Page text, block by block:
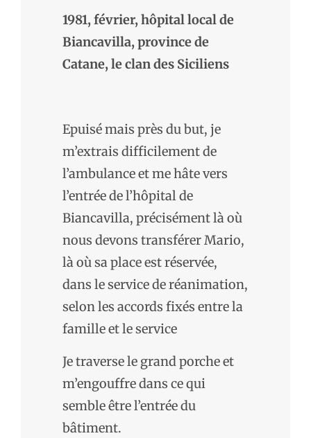
1981, février, hôpital local de
Biancavilla, province de
Catane, le clan des Siciliens
Epuisé mais près du but, je
m’extrais difficilement de
l’ambulance et me hâte vers
l’entrée de l’hôpital de
Biancavilla, précisément là où
nous devons transférer Mario,
là où sa place est réservée,
dans le service de réanimation,
selon les accords fixés entre la
famille et le service
Je traverse le grand porche et
m’engouffre dans ce qui
semble être l’entrée du
bâtiment.